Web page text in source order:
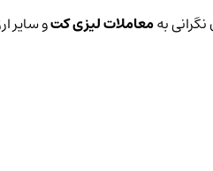
بهمعاملات لیزی کتو سایر